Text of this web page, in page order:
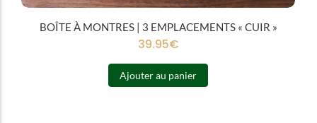
BOÎTE À MONTRES | 3 EMPLACEMENTS « CUIR »
39.95€
Ajouter au panier